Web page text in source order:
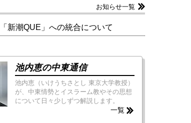
お知らせ一覧
新潮QUE」への統合について
池内恵の中東通信
池内恵（いけうちさとし 東京大学教授）
が、中東情勢とイスラーム教やその思想
について日々少しずつ解説します。
一覧